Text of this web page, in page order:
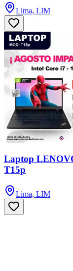
Lima, LIM
Laptop
T15p
Lima, LIM